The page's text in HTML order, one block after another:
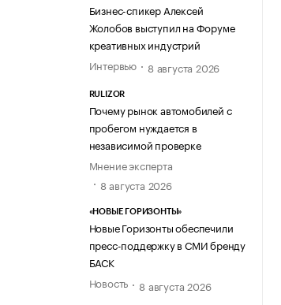
Бизнес-спикер Алексей
Жолобов выступил на Форуме
креативных индустрий
Интервью
8 августа 2026
RULIZOR
Почему рынок автомобилей с
пробегом нуждается в
независимой проверке
Мнение эксперта
8 августа 2026
«НОВЫЕ ГОРИЗОНТЫ»
Новые Горизонты обеспечили
пресс-поддержку в СМИ бренду
БАСК
Новость
8 августа 2026